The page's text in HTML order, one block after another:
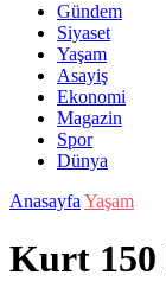
Gündem
Siyaset
Yaşam
Asayiş
Ekonomi
Magazin
Spor
Dünya
Anasayfa Yaşam
Kurt 150